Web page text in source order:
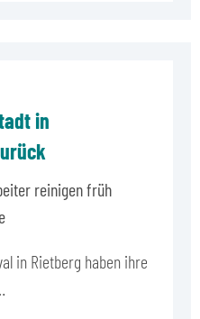
in
reinigen früh
in Rietberg haben ihre